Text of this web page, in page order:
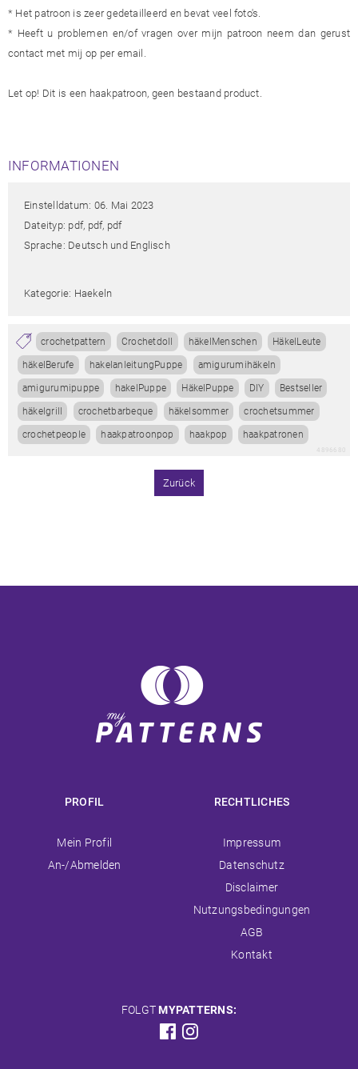
* Het patroon is zeer gedetailleerd en bevat veel foto's.
* Heeft u problemen en/of vragen over mijn patroon neem dan gerust
contact met mij op per email.
Let op! Dit is een haakpatroon, geen bestaand product.
INFORMATIONEN
Einstelldatum: 06. Mai 2023
Dateityp: pdf, pdf, pdf
Sprache: Deutsch und Englisch
Kategorie: Haekeln
crochetpattern Crochetdoll häkelMenschen HäkelLeute
häkelBerufe hakelanleitungPuppe amigurumihäkeln
amigurumipuppe hakelPuppe HäkelPuppe DIY Bestseller
häkelgrill crochetbarbeque häkelsommer crochetsummer
crochetpeople haakpatroonpop haakpop haakpatronen
Zurück
PROFIL
Navigation
überspringen
Mein Profil
An-/Abmelden
RECHTLICHES
Navigation
überspringen
Impressum
Datenschutz
Disclaimer
Nutzungsbedingungen
AGB
Kontakt
FOLGT MYPATTERNS: